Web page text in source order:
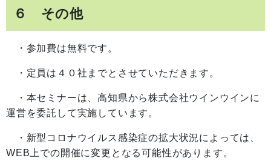
６ その他
・参加費は無料です。
・定員は４０社までとさせていただきます。
・本セミナーは、高知県から株式会社ウインウインに
運営を委託して実施しています。
・新型コロナウイルス感染症の拡大状況によっては、
WEB上での開催に変更となる可能性があります。